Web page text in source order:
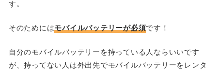
す。
そのためにはモバイルバッテリーが必須です！
自分のモバイルバッテリーを持っている人ならいいです
が、持ってない人は外出先でモバイルバッテリーをレンタ